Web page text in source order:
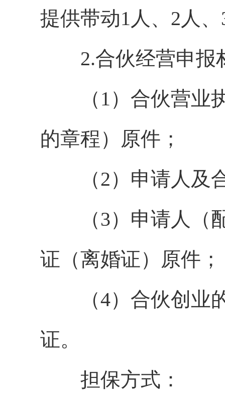
提供带动1人、2人
2.合伙经营申报
（1）合伙营业执
的章程）原件；
（2）申请人及合
（3）申请人（配
证（离婚证）原件；
（4）合伙创业的
证。
担保方式：